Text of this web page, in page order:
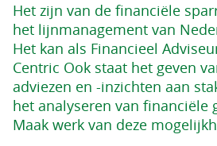
Het zijn van de financiële
het lijnmanagement van
Het kan als Financieel
Centric Ook staat het geven
adviezen en -inzichten aan
het analyseren van financiële
Maak werk van deze